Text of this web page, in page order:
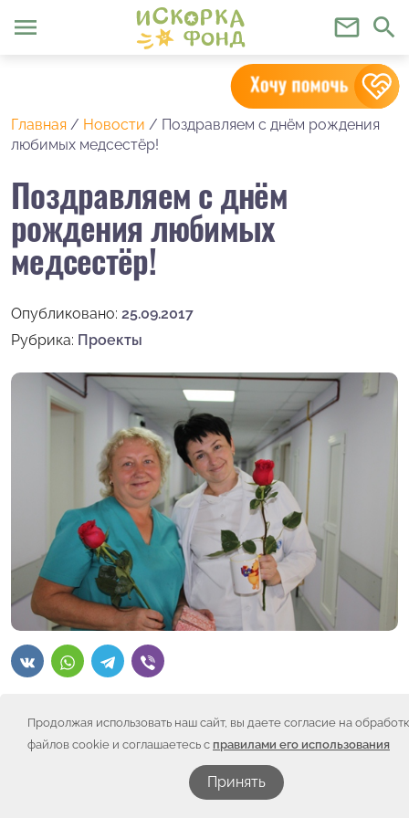
Продолжая использовать наш сайт, вы даете согласие на
файлов cookie и соглашаетесь с правилами его использования
Принять
menu mail_outline search
Главная / Новости / Поздравляем с днём рождения
любимых медсестёр!
Поздравляем с днём
рождения любимых
медсестёр!
Опубликовано: 25.09.2017
Рубрика: Проекты
“Искорка” от всей души поздравляет с юбилеем
Власову Валентину Николаевну, без которой
невозможно представить отделение – она первая
встречает всех, кто поступает на лечение. Свой
юбилей Валентина Николаевна встретила в отпуске,